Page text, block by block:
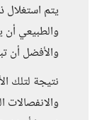
يتم
والطبيعي أن
والأفضل أن
نتيجة لتلك